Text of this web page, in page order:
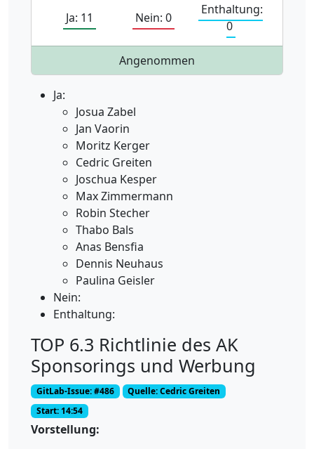
Ja: 11 Nein: 0
Enthaltung:
0
Angenommen
Ja:
Josua Zabel
Jan Vaorin
Moritz Kerger
Cedric Greiten
Joschua Kesper
Max Zimmermann
Robin Stecher
Thabo Bals
Anas Bensfia
Dennis Neuhaus
Paulina Geisler
Nein:
Enthaltung:
TOP 6.3 Richtlinie des AK
Sponsorings und Werbung
GitLab-Issue: #486
Quelle: Cedric Greiten
Start: 14:54
Vorstellung: